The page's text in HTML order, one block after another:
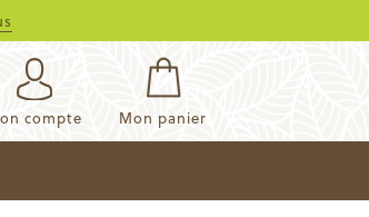
Mon panier
compte